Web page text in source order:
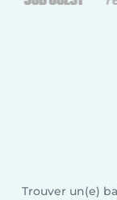
Trouver un(e)